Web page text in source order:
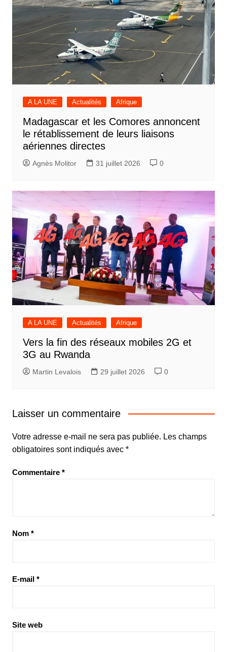
A LA UNE Actualités Afrique
Madagascar et les Comores annoncent
le rétablissement de leurs liaisons
aériennes directes
Agnès Molitor 31 juillet 2026 0
A LA UNE Actualités Afrique
Vers la fin des réseaux mobiles 2G et
3G au Rwanda
Martin Levalois 29 juillet 2026 0
Laisser un commentaire
Votre adresse e-mail ne sera pas publiée. Les champs
obligatoires sont indiqués avec *
Commentaire *
Nom *
E-mail *
Site web